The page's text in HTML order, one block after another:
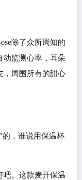
除了众所周知的
动监测心率，耳朵
，周围所有的甜心
的，谁说用保温杯
吧。这款麦开保温